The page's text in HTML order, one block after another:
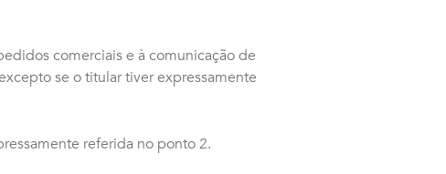
comerciais e à comunicação de
se o titular tiver expressamente
referida no ponto 2.